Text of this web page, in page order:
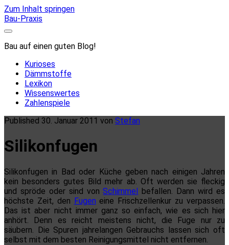
Zum Inhalt springen
Bau-Praxis
Bau auf einen guten Blog!
Kurioses
Dämmstoffe
Lexikon
Wissenswertes
Zahlenspiele
Published 30. Januar 2011 von Stefan
Silikonfugen
Silikonfugen in Bad oder Küche geben nach einigen Jahren
kein besonders gutes Bild mehr ab. Oft werden sie fleckig
und spröde oder sind vonSchimmel befallen. Dann wird es
höchste Zeit, den Fugen eine Frischzellenkur zu verpassen.
Das ist aber nicht immer ganz so einfach, wie es sich hier
anhört. Denn es reicht meistens nicht, die Fuge nur zu
säubern. Die Spuren jahrelangen Gebrauchs lassen sich oft
selbst mit dem besten Reinigungsmittel nicht entfernen.